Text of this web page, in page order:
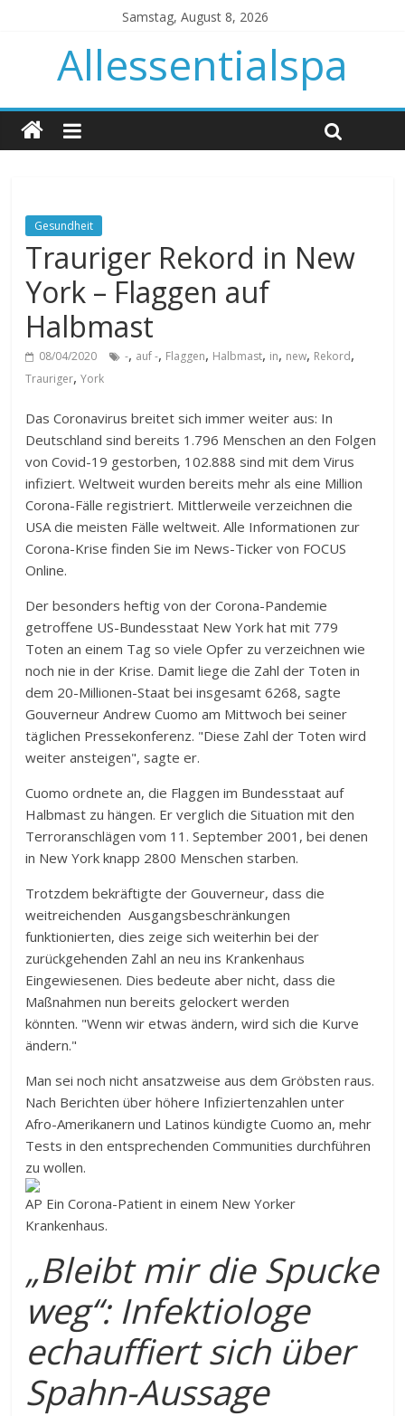
Samstag, August 8, 2026
Allessentialspa
Gesundheit
Trauriger Rekord in New
York – Flaggen auf
Halbmast
08/04/2020 -, auf -, Flaggen, Halbmast, in, new, Rekord,
Trauriger,York
Das Coronavirus breitet sich immer weiter aus: In
Deutschland sind bereits 1.796 Menschen an den Folgen
von Covid-19 gestorben, 102.888 sind mit dem Virus
infiziert. Weltweit wurden bereits mehr als eine Million
Corona-Fälle registriert. Mittlerweile verzeichnen die
USA die meisten Fälle weltweit. Alle Informationen zur
Corona-Krise finden Sie im News-Ticker von FOCUS
Online.
Der besonders heftig von der Corona-Pandemie
getroffene US-Bundesstaat New York hat mit 779
Toten an einem Tag so viele Opfer zu verzeichnen wie
noch nie in der Krise. Damit liege die Zahl der Toten in
dem 20-Millionen-Staat bei insgesamt 6268, sagte
Gouverneur Andrew Cuomo am Mittwoch bei seiner
täglichen Pressekonferenz. "Diese Zahl der Toten wird
weiter ansteigen", sagte er.
Cuomo ordnete an, die Flaggen im Bundesstaat auf
Halbmast zu hängen. Er verglich die Situation mit den
Terroranschlägen vom 11. September 2001, bei denen
in New York knapp 2800 Menschen starben.
Trotzdem bekräftigte der Gouverneur, dass die
weitreichenden Ausgangsbeschränkungen
funktionierten, dies zeige sich weiterhin bei der
zurückgehenden Zahl an neu ins Krankenhaus
Eingewiesenen. Dies bedeute aber nicht, dass die
Maßnahmen nun bereits gelockert werden
könnten. "Wenn wir etwas ändern, wird sich die Kurve
ändern."
Man sei noch nicht ansatzweise aus dem Gröbsten raus.
Nach Berichten über höhere Infiziertenzahlen unter
Afro-Amerikanern und Latinos kündigte Cuomo an, mehr
Tests in den entsprechenden Communities durchführen
zu wollen.
AP Ein Corona-Patient in einem New Yorker
Krankenhaus.
„Bleibt mir die Spucke
weg“: Infektiologe
echauffiert sich über
Spahn-Aussage